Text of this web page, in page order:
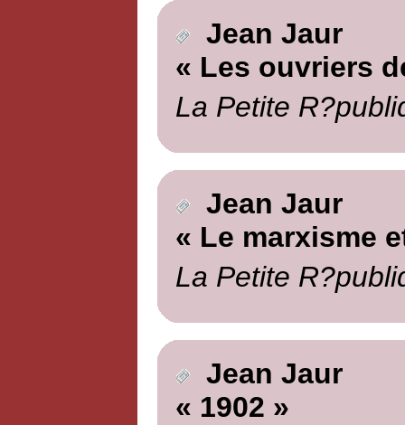
Jean Jaur
« Les ouvriers
La Petite
Jean Jaur
« Le marxisme
La Petite
Jean Jaur
« 1902 »